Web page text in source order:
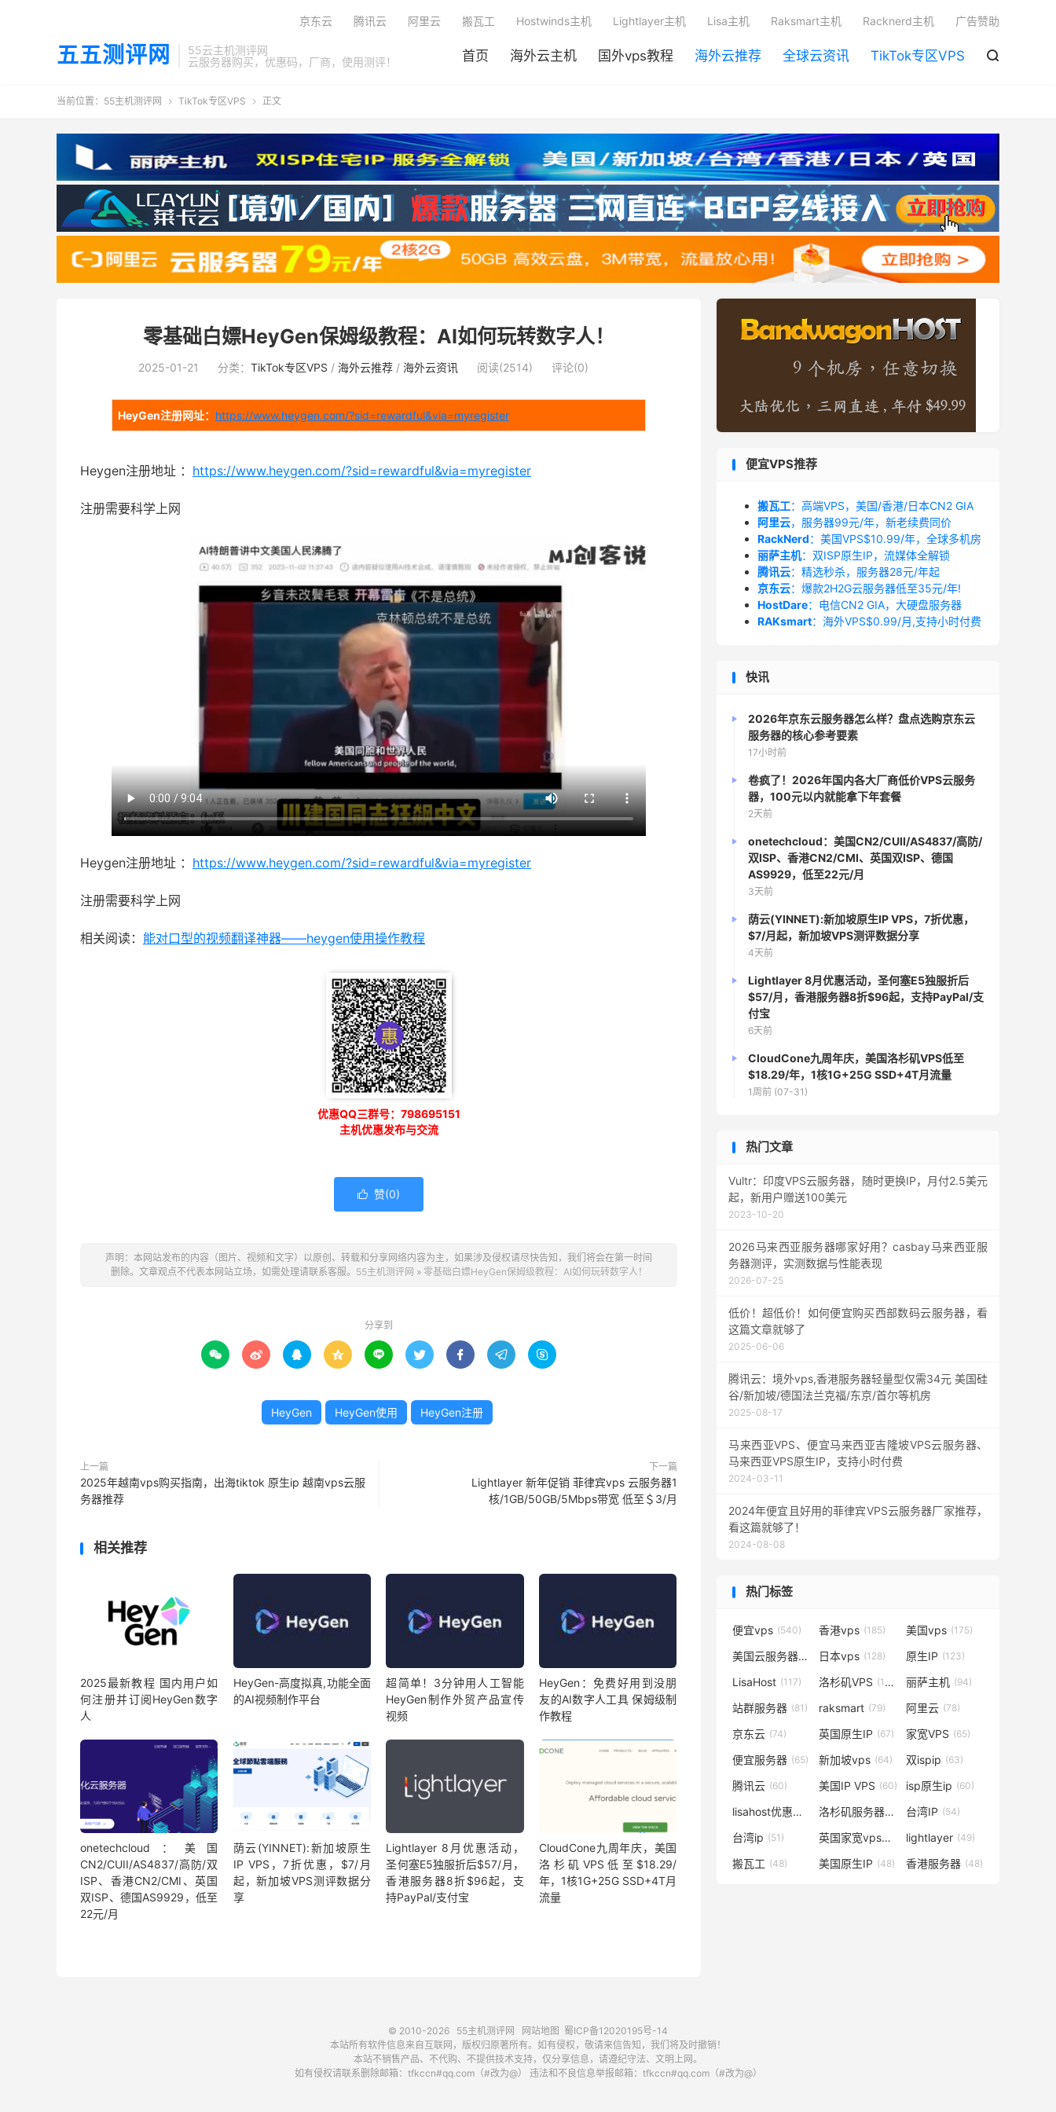
五五测评网
55云主机测评网
云服务器购买，优惠码，厂商，使用测评！
首页 海外云主机 国外vps教程 海外云推荐 全球云资讯 TikTok专区VPS 
京东云 腾讯云 阿里云 搬瓦工 Hostwinds主机 Lightlayer主机 Lisa主机 Raksmart主机 Racknerd主机 广告赞助
当前位置： 55主机测评网  TikTok专区VPS  正文
零基础白嫖HeyGen保姆级教程：AI如何玩转数字人！
2025-01-21 分类： TikTok专区VPS / 海外云推荐/ 海外云资讯 阅读(2514) 评论(0)
HeyGen注册网址： https://www.heygen.com/?sid=rewardful&via=myregister
Heygen注册地址 ： https://www.heygen.com/?sid=rewardful&via=myregister
注册需要科学上网
Heygen注册地址 ： https://www.heygen.com/?sid=rewardful&via=myregister
注册需要科学上网
相关阅读： 能对口型的视频翻译神器——heygen使用操作教程
优惠QQ三群号：798695151
主机优惠发布与交流
 赞(0)
声明：本网站发布的内容（图片、视频和文字）以原创、转载和分享网络内容为主，如果涉及侵权请尽快告知，我们将会在第一时间
删除。文章观点不代表本网站立场，如需处理请联系客服。 55主机测评网 » 零基础白嫖HeyGen保姆级教程：AI如何玩转数字人！
分享到
        
HeyGen HeyGen使用 HeyGen注册
上一篇
2025年越南vps购买指南，出海tiktok 原生ip 越南vps云服
务器推荐
下一篇
Lightlayer 新年促销 菲律宾vps 云服务器1
核/1GB/50GB/5Mbps带宽 低至＄3/月
相关推荐
2025最新教程 国内用户如
何注册并订阅HeyGen数字
人
HeyGen-高度拟真,功能全面
的AI视频制作平台
超简单！3分钟用人工智能
HeyGen制作外贸产品宣传
视频
HeyGen：免费好用到没朋
友的AI数字人工具 保姆级制
作教程
onetechcloud：美国
CN2/CUII/AS4837/高防/双
ISP、香港CN2/CMI、英国
双ISP、德国AS9929，低至
22元/月
荫云(YINNET):新加坡原生
IP VPS，7折优惠，$7/月
起，新加坡VPS测评数据分
享
Lightlayer 8月优惠活动，
圣何塞E5独服折后$57/月，
香港服务器8折$96起，支
持PayPal/支付宝
CloudCone九周年庆，美国
洛杉矶VPS低至$18.29/
年，1核1G+25G SSD+4T月
流量
便宜VPS推荐
搬瓦工：高端VPS，美国/香港/日本CN2 GIA
阿里云，服务器99元/年，新老续费同价
RackNerd：美国VPS$10.99/年，全球多机房
丽萨主机：双ISP原生IP，流媒体全解锁
腾讯云：精选秒杀，服务器28元/年起
京东云：爆款2H2G云服务器低至35元/年!
HostDare：电信CN2 GIA，大硬盘服务器
RAKsmart：海外VPS$0.99/月,支持小时付费
快讯
2026年京东云服务器怎么样？盘点选购京东云
服务器的核心参考要素
17小时前
卷疯了！2026年国内各大厂商低价VPS云服务
器，100元以内就能拿下年套餐
2天前
onetechcloud：美国CN2/CUII/AS4837/高防/
双ISP、香港CN2/CMI、英国双ISP、德国
AS9929，低至22元/月
3天前
荫云(YINNET):新加坡原生IP VPS，7折优惠，
$7/月起，新加坡VPS测评数据分享
4天前
Lightlayer 8月优惠活动，圣何塞E5独服折后
$57/月，香港服务器8折$96起，支持PayPal/支
付宝
6天前
CloudCone九周年庆，美国洛杉矶VPS低至
$18.29/年，1核1G+25G SSD+4T月流量
1周前 (07-31)
热门文章
Vultr：印度VPS云服务器，随时更换IP，月付2.5美元
起，新用户赠送100美元
2023-10-20
2026马来西亚服务器哪家好用？casbay马来西亚服
务器测评，实测数据与性能表现
2026-07-25
低价！超低价！如何便宜购买西部数码云服务器，看
这篇文章就够了
2025-06-06
腾讯云：境外vps,香港服务器轻量型仅需34元 美国硅
谷/新加坡/德国法兰克福/东京/首尔等机房
2025-08-17
马来西亚VPS、便宜马来西亚吉隆坡VPS云服务器、
马来西亚VPS原生IP，支持小时付费
2024-03-11
2024年便宜且好用的菲律宾VPS云服务器厂家推荐，
看这篇就够了！
2024-08-08
热门标签
便宜vps (540) 香港vps (185) 美国vps (175)
美国云服务器(138)日本vps (128) 原生IP (123)
LisaHost (117) 洛杉矶VPS (102) 丽萨主机 (94)
站群服务器 (81) raksmart (79) 阿里云 (78)
京东云 (74) 英国原生IP (67) 家宽VPS (65)
便宜服务器 (65) 新加坡vps (64) 双ispip (63)
腾讯云 (60) 美国IP VPS (60) isp原生ip (60)
lisahost优惠码 (59) 洛杉矶服务器(57) 台湾IP (54)
台湾ip (51) 英国家宽vps(50) lightlayer (49)
搬瓦工 (48) 美国原生IP (48) 香港服务器 (48)
© 2010-2026 55主机测评网 网站地图 蜀ICP备12020195号-14
本站所有软件信息来自互联网，版权归原著所有。如有侵权，敬请来信告知，我们将及时撤销！
本站不销售产品、不代购、不提供技术支持，仅分享信息，请遵纪守法、文明上网。
如有侵权请联系删除邮箱：tfkccn#qq.com（#改为@） 违法和不良信息举报邮箱：tfkccn#qq.com（#改为@）